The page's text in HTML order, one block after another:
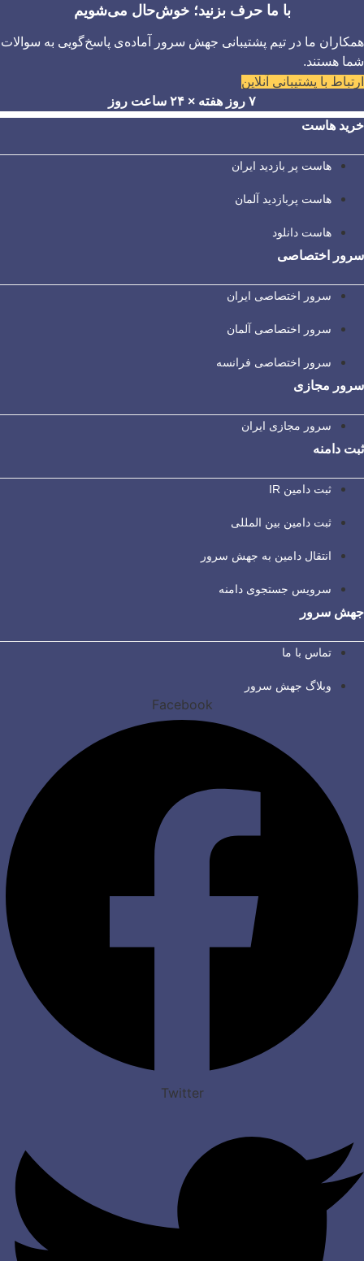
با ما حرف بزنید؛ خوش‌حال می‌شویم
همکاران ما در تیم پشتیبانی جهش سرور آماده‌ی پاسخ‌گویی به سوالات
شما هستند.
ارتباط با پشتیبانی آنلاین
۷ روز هفته × ۲۴ ساعت روز
خرید هاست
هاست پر بازدید ایران
هاست پربازدید آلمان
هاست دانلود
سرور اختصاصی
سرور اختصاصی ایران
سرور اختصاصی آلمان
سرور اختصاصی فرانسه
سرور مجازی
سرور مجازی ایران
ثبت دامنه
ثبت دامین IR
ثبت دامین بین المللی
انتقال دامین به جهش سرور
سرویس جستجوی دامنه
جهش سرور
تماس با ما
وبلاگ جهش سرور
Facebook
Twitter